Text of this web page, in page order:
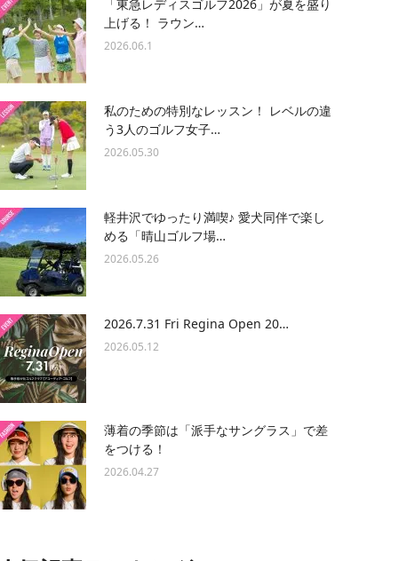
「東急レディスゴルフ2026」が夏を盛り
上げる！ ラウン…
2026.06.1
私のための特別なレッスン！ レベルの違
う3人のゴルフ女子…
2026.05.30
軽井沢でゆったり満喫♪ 愛犬同伴で楽し
める「晴山ゴルフ場…
2026.05.26
2026.7.31 Fri Regina Open 20…
2026.05.12
薄着の季節は「派手なサングラス」で差
をつける！
2026.04.27